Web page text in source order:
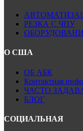
РЕЗКА С ЧПУ
О США
ОБ АБК
Контактная
ЧАСТО
БЛОГ
СОЦИАЛЬНАЯ